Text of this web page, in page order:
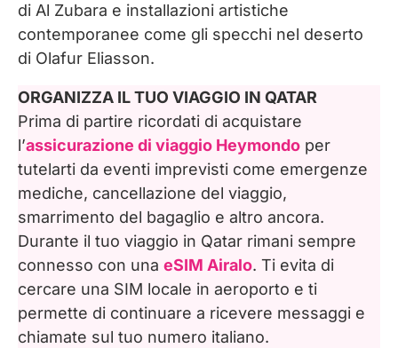
di Al Zubara e installazioni artistiche
contemporanee come gli specchi nel deserto
di Olafur Eliasson.
ORGANIZZA IL TUO VIAGGIO IN QATAR
Prima di partire ricordati di acquistare
l’assicurazione di viaggio Heymondo per
tutelarti da eventi imprevisti come emergenze
mediche, cancellazione del viaggio,
smarrimento del bagaglio e altro ancora.
Durante il tuo viaggio in Qatar rimani sempre
connesso con una eSIM Airalo. Ti evita di
cercare una SIM locale in aeroporto e ti
permette di continuare a ricevere messaggi e
chiamate sul tuo numero italiano.